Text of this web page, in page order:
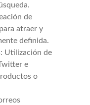
de
atraer y
definida.
Utilización de
e
o